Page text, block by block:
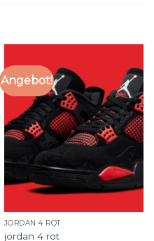
Angebot!
JORDAN 4 ROT
jordan 4 rot